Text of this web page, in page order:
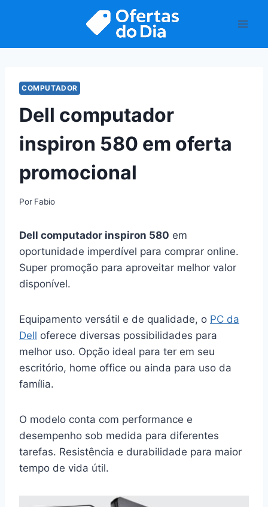
COMPUTADOR
Dell computador
inspiron 580 em oferta
promocional
Por Fabio
Dell computador inspiron 580 em
oportunidade imperdível para comprar online.
Super promoção para aproveitar melhor valor
disponível.
Equipamento versátil e de qualidade, o PC da
Dell oferece diversas possibilidades para
melhor uso. Opção ideal para ter em seu
escritório, home office ou ainda para uso da
família.
O modelo conta com performance e
desempenho sob medida para diferentes
tarefas. Resistência e durabilidade para maior
tempo de vida útil.